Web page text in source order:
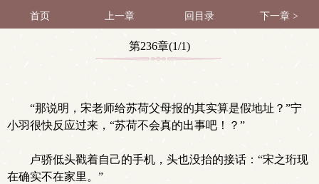
首页 上一章 回目录 下一章 >
第236章(1/1)
“那说明，宋老师给苏荷父母报的其实算是假地址？”宁
小羽很快反应过来，“苏荷不会真的出事吧！？”
卢骄低头戳着自己的手机，头也没抬的接话：“宋之珩现
在确实不在家里。”